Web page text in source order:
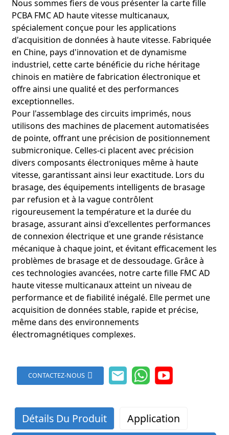
Nous sommes fiers de vous présenter la carte fille
PCBA FMC AD haute vitesse multicanaux,
spécialement conçue pour les applications
d'acquisition de données à haute vitesse. Fabriquée
en Chine, pays d'innovation et de dynamisme
industriel, cette carte bénéficie du riche héritage
chinois en matière de fabrication électronique et
offre ainsi une qualité et des performances
exceptionnelles.
Pour l'assemblage des circuits imprimés, nous
utilisons des machines de placement automatisées
de pointe, offrant une précision de positionnement
submicronique. Celles-ci placent avec précision
divers composants électroniques même à haute
vitesse, garantissant ainsi leur exactitude. Lors du
brasage, des équipements intelligents de brasage
par refusion et à la vague contrôlent
rigoureusement la température et la durée du
brasage, assurant ainsi d'excellentes performances
de connexion électrique et une grande résistance
mécanique à chaque joint, et évitant efficacement les
problèmes de brasage et de dessoudage. Grâce à
ces technologies avancées, notre carte fille FMC AD
haute vitesse multicanaux atteint un niveau de
performance et de fiabilité inégalé. Elle permet une
acquisition de données stable, rapide et précise,
même dans des environnements
électromagnétiques complexes.
CONTACTEZ-NOUS
Détails Du Produit
Application